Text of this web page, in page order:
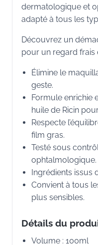
dermatologique et
adapté à tous les
Découvrez un
pour un regard frais
Élimine le
geste.
Formule enrichie
huile de Ricin
Respecte
film gras.
Testé sous
ophtalmologique.
Ingrédients issus
Convient à tous
plus sensibles.
Détails du
Volume : 100ml